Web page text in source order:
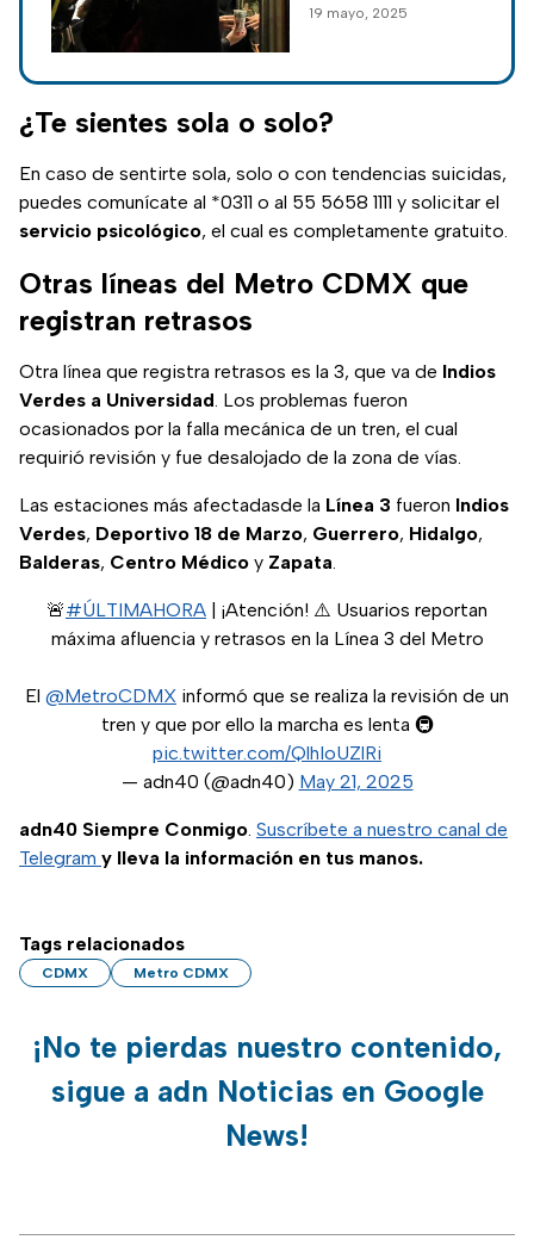
Cablebús
Metro tengan que
de seguridad en
plena hora pico.
19 mayo, 2025
¿Te sientes sola o solo?
En caso de sentirte sola, solo o con tendencias suicidas,
puedes comunícate al *0311 o al 55 5658 1111 y solicitar el
servicio psicológico, el cual es completamente gratuito.
Otras líneas del Metro CDMX que
registran retrasos
Otra línea que registra retrasos es la 3, que va de Indios
Verdes a Universidad. Los problemas fueron
ocasionados por la falla mecánica de un tren, el cual
requirió revisión y fue desalojado de la zona de vías.
Las estaciones más afectadasde la Línea 3 fueron Indios
Verdes, Deportivo 18 de Marzo, Guerrero, Hidalgo,
Balderas, Centro Médico y Zapata.
🚨#ÚLTIMAHORA | ¡Atención! ⚠️ Usuarios reportan
máxima afluencia y retrasos en la Línea 3 del Metro
El @MetroCDMX informó que se realiza la revisión de un
tren y que por ello la marcha es lenta 🚇
pic.twitter.com/QlhIoUZlRi
— adn40 (@adn40) May 21, 2025
adn40 Siempre Conmigo. Suscríbete a nuestro canal de
Telegram y lleva la información en tus manos.
Tags relacionados
CDMX Metro CDMX
¡No te pierdas nuestro contenido,
sigue a adn Noticias en Google
News!